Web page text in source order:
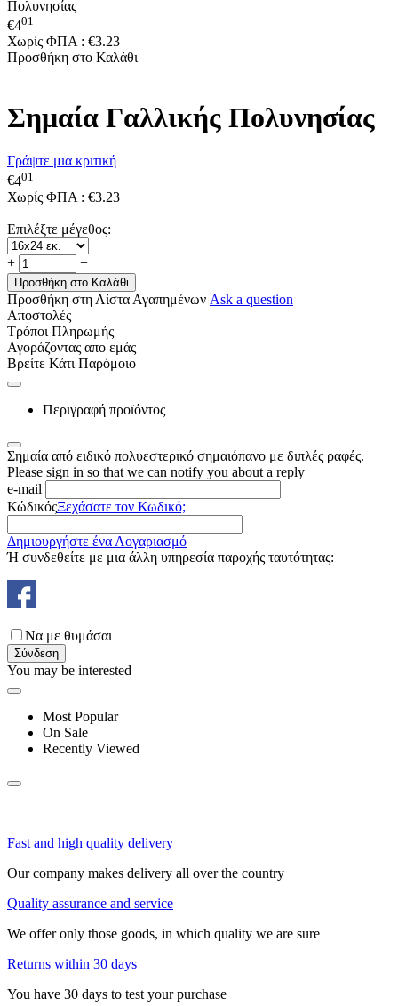
Πολυνησίας
€401
Χωρίς ΦΠΑ : €3.23
Προσθήκη στο Καλάθι
Σημαία Γαλλικής Πολυνησίας
Γράψτε μια κριτική
€401
Χωρίς ΦΠΑ : €3.23
Επιλέξτε μέγεθος:
+ −
Προσθήκη στο Καλάθι
Προσθήκη στη Λίστα Αγαπημένων Ask a question
Αποστολές
Τρόποι Πληρωμής
Αγοράζοντας απο εμάς
Βρείτε Κάτι Παρόμοιο
Περιγραφή προϊόντος
Σημαία από ειδικό πολυεστερικό σημαιόπανο με διπλές ραφές.
Please sign in so that we can notify you about a reply
e-mail
ΚώδικόςΞεχάσατε τον Κωδικό;
Δημιουργήστε ένα Λογαριασμό
Ή συνδεθείτε με μια άλλη υπηρεσία παροχής ταυτότητας:
Να με θυμάσαι
Σύνδεση
You may be interested
Most Popular
On Sale
Recently Viewed
Fast and high quality delivery
Our company makes delivery all over the country
Quality assurance and service
We offer only those goods, in which quality we are sure
Returns within 30 days
You have 30 days to test your purchase